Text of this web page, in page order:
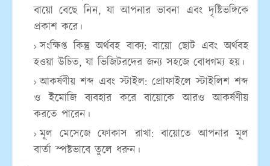
বায়ো বেছে নিন, যা আপনার ভাবনা এবং দৃষ্টিভঙ্গিকে
প্রকাশ করে।
সংক্ষিপ্ত কিন্তু অর্থবহ বাক্য: বায়ো ছোট এবং অর্থবহ
হওয়া উচিত, যা ভিজিটরদের জন্য সহজে বোধগম্য হয়।
আকর্ষণীয় শব্দ এবং স্টাইল: প্রোফাইলে স্টাইলিশ শব্দ
ও ইমোজি ব্যবহার করে বায়োকে আরও আকর্ষণীয়
করতে পারেন।
মূল মেসেজে ফোকাস রাখা: বায়োতে আপনার মূল
বার্তা স্পষ্টভাবে তুলে ধরুন।